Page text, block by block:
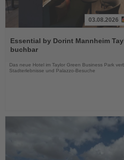
Sie
die
03.08.2026
Essential by Dorint Mannheim
buchbar
Das neue Hotel im Taylor Green Business Park
Stadterlebnisse und Palazzo-Besuche